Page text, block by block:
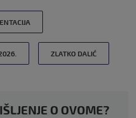
ZLATKO DALIĆ
O OVOME?